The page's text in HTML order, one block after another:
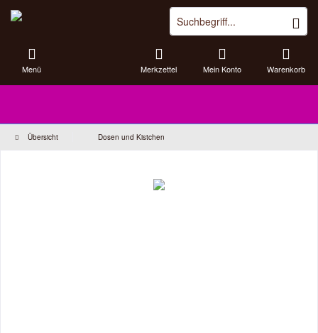
Menü Warenkorb
Merkzettel Mein Konto
Übersicht Dosen und Kistchen